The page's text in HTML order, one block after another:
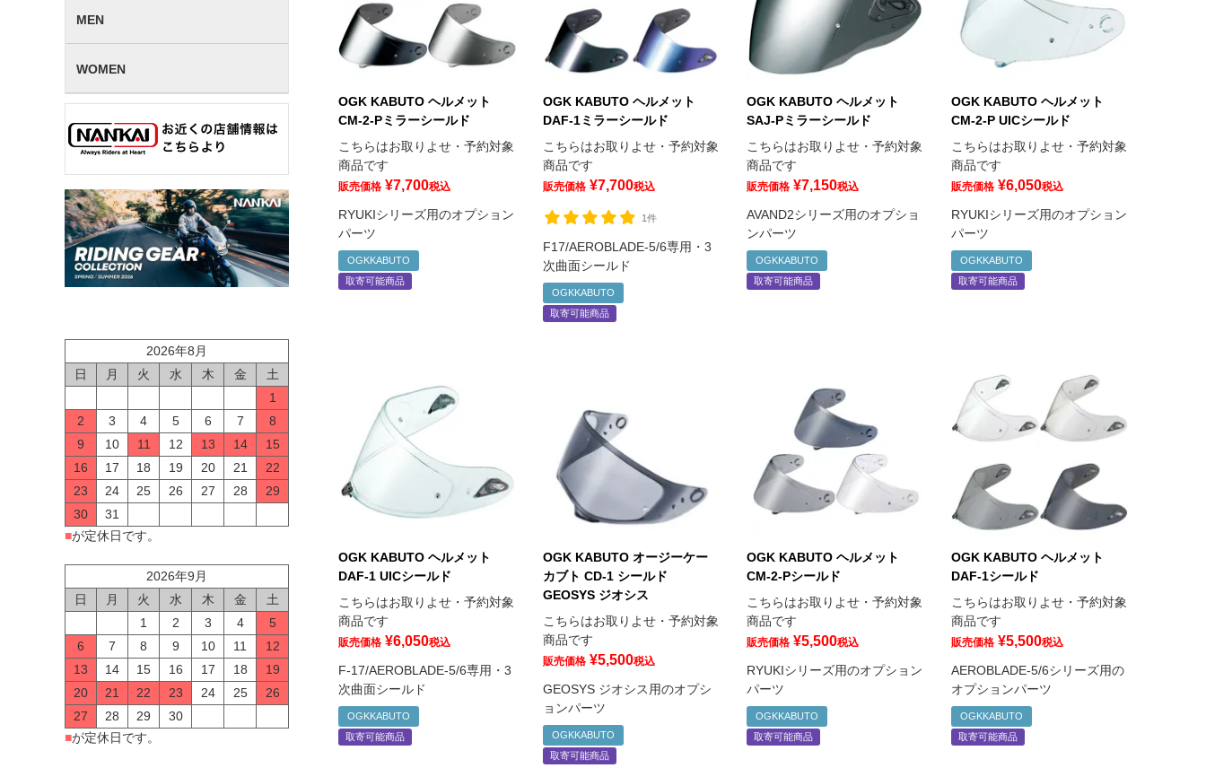
MEN
WOMEN
2026年8月
日
月 火 水 木 金
土
1
2
3 4 5 6 7
8
9
10 11 12 13 14
15
16
17 18 19 20 21
22
23
24 25 26 27 28
29
30
31
■が定休日です。
2026年9月
日
月 火 水 木 金
土
1
2 3 4
5
6
7 8 9 10 11
12
13
14 15 16 17 18
19
20
21 22 23 24 25
26
27
28 29
30
■が定休日です。
OGK KABUTO ヘルメット
CM-2-Pミラーシールド
こちらはお取りよせ・予約対象
商品です
販売価格 ¥7,700税込
RYUKIシリーズ用のオプション
パーツ
OGKKABUTO
取寄可能商品
OGK KABUTO ヘルメット
DAF-1ミラーシールド
こちらはお取りよせ・予約対象
商品です
販売価格 ¥7,700税込
1件
F17/AEROBLADE-5/6専用・3
次曲面シールド
OGKKABUTO
取寄可能商品
OGK KABUTO ヘルメット
SAJ-Pミラーシールド
こちらはお取りよせ・予約対象
商品です
販売価格 ¥7,150税込
AVAND2シリーズ用のオプショ
ンパーツ
OGKKABUTO
取寄可能商品
OGK KABUTO ヘルメット
CM-2-P UICシールド
こちらはお取りよせ・予約対象
商品です
販売価格 ¥6,050税込
RYUKIシリーズ用のオプション
パーツ
OGKKABUTO
取寄可能商品
OGK KABUTO ヘルメット
DAF-1 UICシールド
こちらはお取りよせ・予約対象
商品です
販売価格 ¥6,050税込
F-17/AEROBLADE-5/6専用・3
次曲面シールド
OGKKABUTO
取寄可能商品
OGK KABUTO オージーケー
カブト CD-1 シールド
GEOSYS ジオシス
こちらはお取りよせ・予約対象
商品です
販売価格 ¥5,500税込
GEOSYS ジオシス用のオプシ
ョンパーツ
OGKKABUTO
取寄可能商品
OGK KABUTO ヘルメット
CM-2-Pシールド
こちらはお取りよせ・予約対象
商品です
販売価格 ¥5,500税込
RYUKIシリーズ用のオプション
パーツ
OGKKABUTO
取寄可能商品
OGK KABUTO ヘルメット
DAF-1シールド
こちらはお取りよせ・予約対象
商品です
販売価格 ¥5,500税込
AEROBLADE-5/6シリーズ用の
オプションパーツ
OGKKABUTO
取寄可能商品